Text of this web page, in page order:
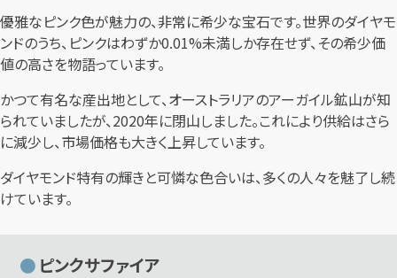
優雅なピンク色が魅力の、非常に希少な宝石です。世界のダイヤモ
ンドのうち、ピンクはわずか0.01%未満しか存在せず、その希少価
値の高さを物語っています。
かつて有名な産出地として、オーストラリアのアーガイル鉱山が知
られていましたが、2020年に閉山しました。これにより供給はさら
に減少し、市場価格も大きく上昇しています。
ダイヤモンド特有の輝きと可憐な色合いは、多くの人々を魅了し続
けています。
ピンクサファイア